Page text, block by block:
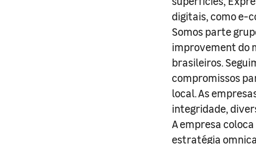
digitais, como e-
Somos parte
improvement do
brasileiros.
compromissos
local. As
integridade,
A empresa
estratégia